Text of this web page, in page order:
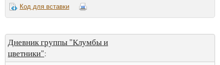
Код для вставки
Дневник группы "Клумбы и
цветники":